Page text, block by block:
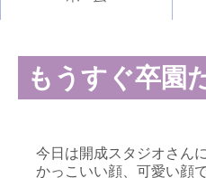
もうすぐ卒園
今日は開成スタジオさん
かっこいい顔、可愛い顔